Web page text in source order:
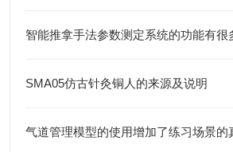
SMA05仿古针灸铜人的来源及说明
气道管理模型的使用增加了练习场景的